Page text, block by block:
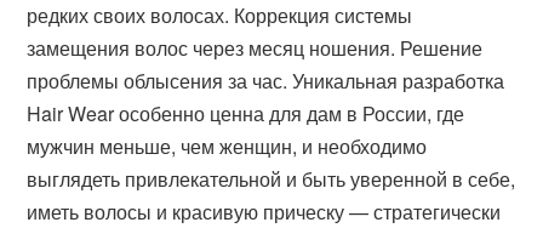
редких своих волосах. Коррекция системы
замещения волос через месяц ношения. Решение
проблемы облысения за час. Уникальная разработка
Hair Wear особенно ценна для дам в России, где
мужчин меньше, чем женщин, и необходимо
выглядеть привлекательной и быть уверенной в себе,
иметь волосы и красивую прическу — стратегически